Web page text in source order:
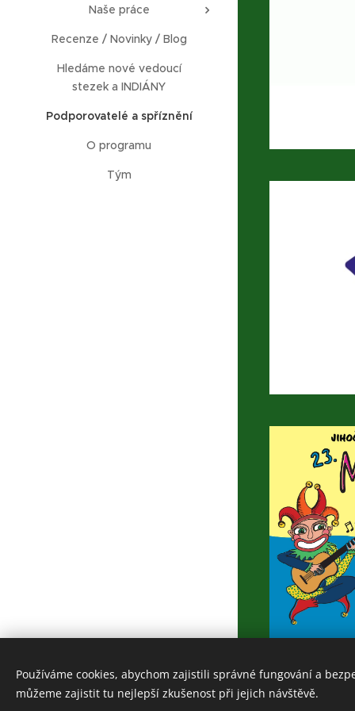
Naše práce
Recenze / Novinky / Blog
Hledáme nové vedoucí
stezek a INDIÁNY
Podporovatelé a spříznění
O programu
Tým
www.indian-stezkapreziti.cz
Používáme cookies, abychom zajistili správné fungování a
můžeme zajistit tu nejlepší zkušenost při jejich návštěvě.